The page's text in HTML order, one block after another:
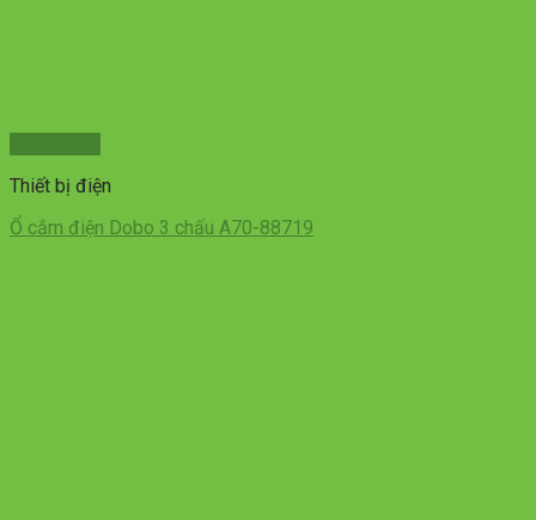
Thiết bị điện
Ổ cắm điện Dobo 3 chấu A70-88719